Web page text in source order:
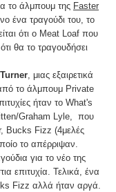
το άλμπουμ της Faster
ένα τραγούδι του, το
ότι ο Meat Loaf που
θα το τραγουδήσει
, μιας εξαιρετικά
το άλμπουμ Private
ήταν το What's
Graham Lyle, που
Bucks Fizz (4μελές
το απέρριψαν.
για το νέο της
επιτυχία. Τελικά, ένα
Fizz αλλά ήταν αργά.